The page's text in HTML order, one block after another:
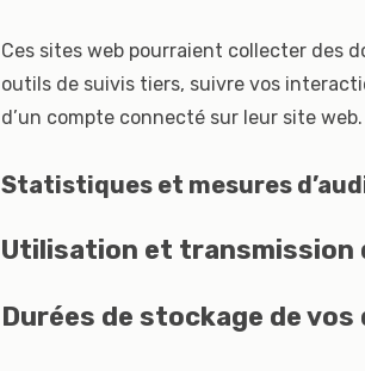
Ces sites web pourraient collecter des
outils de suivis tiers, suivre vos
d’un compte connecté sur leur site web.
Statistiques et mesures
Utilisation et transmission
Durées de stockage de vos